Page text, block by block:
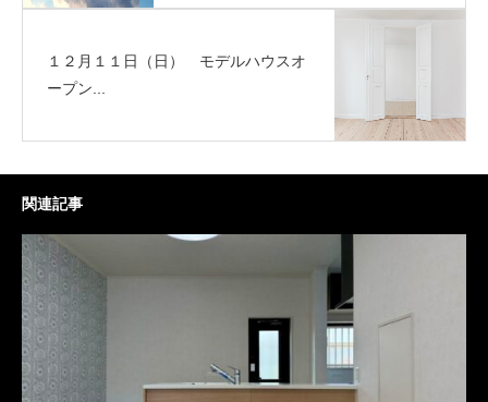
１２月１１日（日） モデルハウスオ
ープン...
関連記事